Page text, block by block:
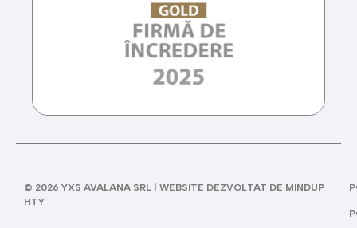
© 2026 YXS AVALANA SRL | WEBSITE DEZVOLTAT DE MINDUP
HTY